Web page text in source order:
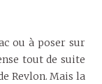
ou à poser sur
tout de suite
Revlon. Mais la